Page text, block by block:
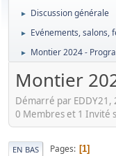
► Discussion générale
► Evénements, salons,
► Montier 2024 -
Montier
Démarré par
0 Membres et 1 Invité
EN BAS Pages 1